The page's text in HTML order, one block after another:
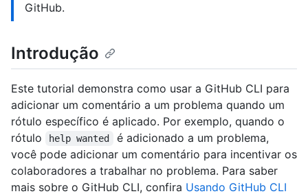
GitHub.
Introdução
Este tutorial demonstra como usar a GitHub CLI para
adicionar um comentário a um problema quando um
rótulo específico é aplicado. Por exemplo, quando o
rótulo
help wanted
é adicionado a um problema,
você pode adicionar um comentário para incentivar os
colaboradores a trabalhar no problema. Para saber
mais sobre o GitHub CLI, confira Usando GitHub CLI